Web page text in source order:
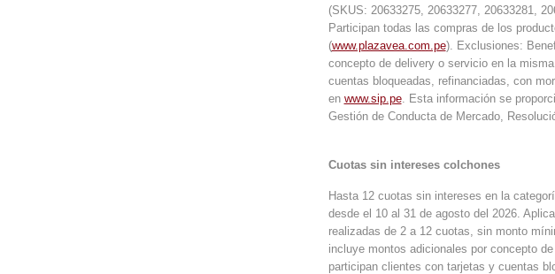
(SKUS: 20633275, 20633277, 20633281,
Participan todas las compras de los
(www.plazavea.com.pe). Exclusiones:
concepto de delivery o servicio en la
cuentas bloqueadas, refinanciadas, con
en www.sip.pe. Esta información se
Gestión de Conducta de Mercado,
Cuotas sin intereses colchones
Hasta 12 cuotas sin intereses en la
desde el 10 al 31 de agosto del 2026.
realizadas de 2 a 12 cuotas, sin monto
incluye montos adicionales por concepto
participan clientes con tarjetas y cuentas